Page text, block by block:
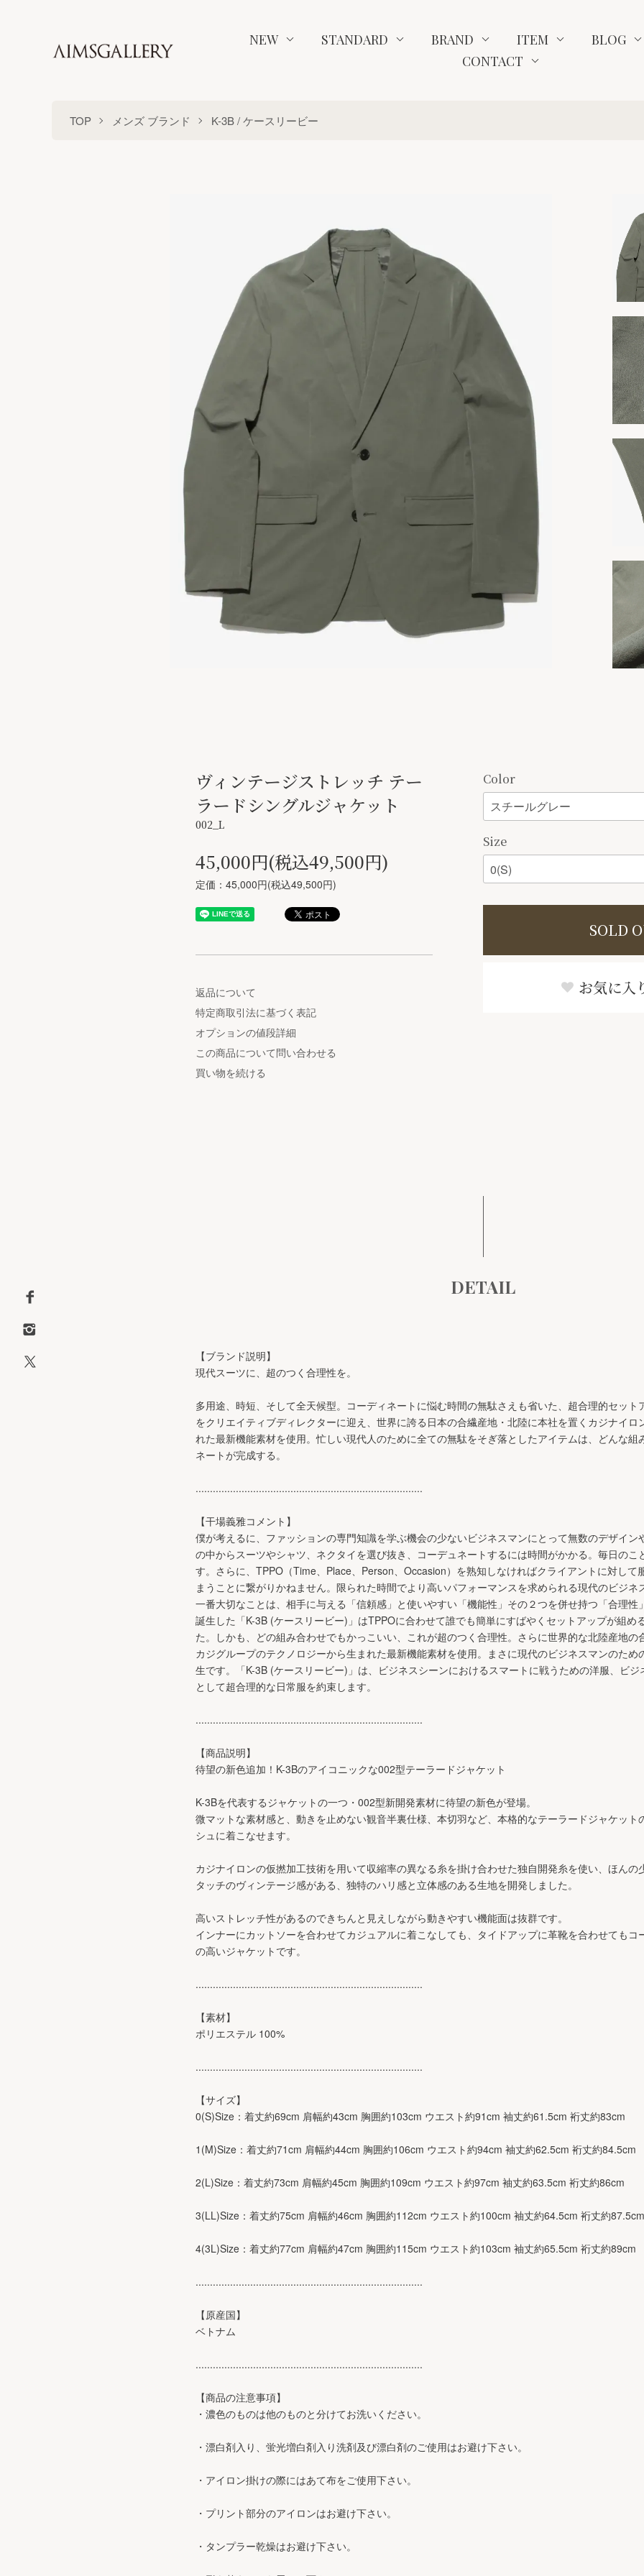
NEW STANDARD BRAND ITEM
BLOG
CONTACT
TOP メンズ ブランド K-3B / ケースリービー
ヴィンテージストレッチ テー
ラードシングルジャケット
002_L
45,000円(税込49,500円)
定価：45,000円(税込49,500円)
返品について
特定商取引法に基づく表記
オプションの値段詳細
この商品について問い合わせる
買い物を続ける
Color
Size
SOLD
お気に入
DETAIL
【ブランド説明】
現代スーツに、超のつく合理性を。
多用途、時短、そして全天候型。コーディネートに悩む時間の無駄さえも省いた、超合理的セット
をクリエイティブディレクターに迎え、世界に誇る日本の合繊産地・北陸に本社を置くカジナイロ
れた最新機能素材を使用。忙しい現代人のために全ての無駄をそぎ落としたアイテムは、どんな組
ネートが完成する。
...............................................................................
【干場義雅コメント】
僕が考えるに、ファッションの専門知識を学ぶ機会の少ないビジネスマンにとって無数のデザイン
の中からスーツやシャツ、ネクタイを選び抜き、コーデュネートするには時間がかかる。毎日のこ
す。さらに、TPPO（Time、Place、Person、Occasion）を熟知しなければクライアントに対して
まうことに繋がりかねません。限られた時間でより高いパフォーマンスを求められる現代のビジネ
一番大切なことは、相手に与える「信頼感」と使いやすい「機能性」その２つを併せ持つ「合理性
誕生した「K-3B (ケースリービー)」はTPPOに合わせて誰でも簡単にすばやくセットアップが組め
た。しかも、どの組み合わせでもかっこいい、これが超のつく合理性。さらに世界的な北陸産地の
カジグループのテクノロジーから生まれた最新機能素材を使用。まさに現代のビジネスマンのため
生です。「K-3B (ケースリービー)」は、ビジネスシーンにおけるスマートに戦うための洋服、ビ
として超合理的な日常服を約束します。
...............................................................................
【商品説明】
待望の新色追加！K-3Bのアイコニックな002型テーラードジャケット
K-3Bを代表するジャケットの一つ・002型新開発素材に待望の新色が登場。
微マットな素材感と、動きを止めない観音半裏仕様、本切羽など、本格的なテーラードジャケット
シュに着こなせます。
カジナイロンの仮撚加工技術を用いて収縮率の異なる糸を掛け合わせた独自開発糸を使い、ほんの
タッチのヴィンテージ感がある、独特のハリ感と立体感のある生地を開発しました。
高いストレッチ性があるのできちんと見えしながら動きやすい機能面は抜群です。
インナーにカットソーを合わせてカジュアルに着こなしても、タイドアップに革靴を合わせてもコ
の高いジャケットです。
...............................................................................
【素材】
ポリエステル 100%
...............................................................................
【サイズ】
0(S)Size：着丈約69cm 肩幅約43cm 胸囲約103cm ウエスト約91cm 袖丈約61.5cm 裄丈約83cm
1(M)Size：着丈約71cm 肩幅約44cm 胸囲約106cm ウエスト約94cm 袖丈約62.5cm 裄丈約84.5cm
2(L)Size：着丈約73cm 肩幅約45cm 胸囲約109cm ウエスト約97cm 袖丈約63.5cm 裄丈約86cm
3(LL)Size：着丈約75cm 肩幅約46cm 胸囲約112cm ウエスト約100cm 袖丈約64.5cm 裄丈約87.5cm
4(3L)Size：着丈約77cm 肩幅約47cm 胸囲約115cm ウエスト約103cm 袖丈約65.5cm 裄丈約89cm
...............................................................................
【原産国】
ベトナム
...............................................................................
【商品の注意事項】
・濃色のものは他のものと分けてお洗いください。
・漂白剤入り、蛍光増白剤入り洗剤及び漂白剤のご使用はお避け下さい。
・アイロン掛けの際にはあて布をご使用下さい。
・プリント部分のアイロンはお避け下さい。
・タンプラー乾燥はお避け下さい。